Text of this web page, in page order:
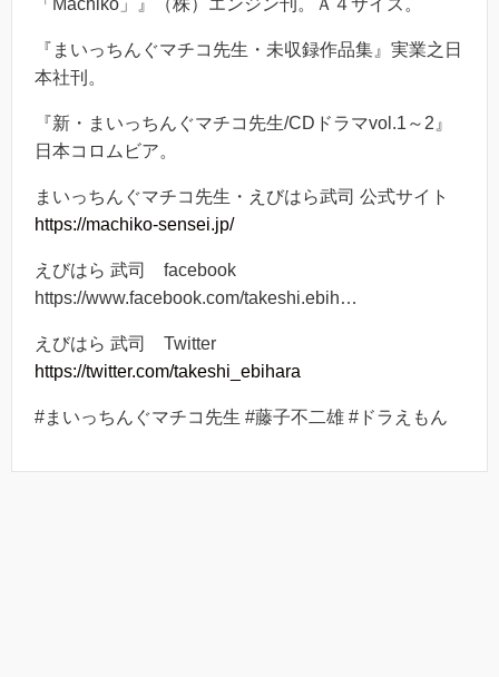
「Machiko」』（株）エンジン刊。Ａ４サイズ。
『まいっちんぐマチコ先生・未収録作品集』実業之日
本社刊。
『新・まいっちんぐマチコ先生/CDドラマvol.1～2』
日本コロムビア。
まいっちんぐマチコ先生・えびはら武司 公式サイト
https://machiko-sensei.jp/
えびはら 武司 facebook
https://www.facebook.com/takeshi.ebih…
えびはら 武司 Twitter
https://twitter.com/takeshi_ebihara
#まいっちんぐマチコ先生 #藤子不二雄 #ドラえもん